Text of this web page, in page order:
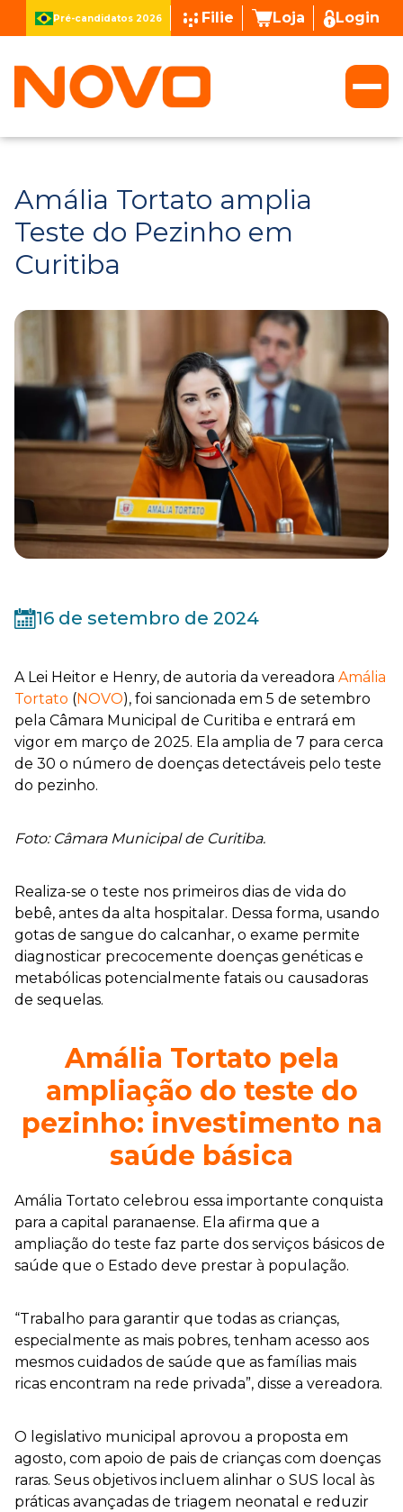
Pré-candidatos 2026 Filie Loja Login
Amália Tortato amplia
Teste do Pezinho em
Curitiba
16 de setembro de 2024
A Lei Heitor e Henry, de autoria da vereadora Amália
Tortato (NOVO), foi sancionada em 5 de setembro
pela Câmara Municipal de Curitiba e entrará em
vigor em março de 2025. Ela amplia de 7 para cerca
de 30 o número de doenças detectáveis pelo teste
do pezinho.
Foto: Câmara Municipal de Curitiba.
Realiza-se o teste nos primeiros dias de vida do
bebê, antes da alta hospitalar. Dessa forma, usando
gotas de sangue do calcanhar, o exame permite
diagnosticar precocemente doenças genéticas e
metabólicas potencialmente fatais ou causadoras
de sequelas.
Amália Tortato pela
ampliação do teste do
pezinho: investimento na
saúde básica
Amália Tortato celebrou essa importante conquista
para a capital paranaense. Ela afirma que a
ampliação do teste faz parte dos serviços básicos de
saúde que o Estado deve prestar à população.
“Trabalho para garantir que todas as crianças,
especialmente as mais pobres, tenham acesso aos
mesmos cuidados de saúde que as famílias mais
ricas encontram na rede privada”, disse a vereadora.
O legislativo municipal aprovou a proposta em
agosto, com apoio de pais de crianças com doenças
raras. Seus objetivos incluem alinhar o SUS local às
práticas avançadas de triagem neonatal e reduzir